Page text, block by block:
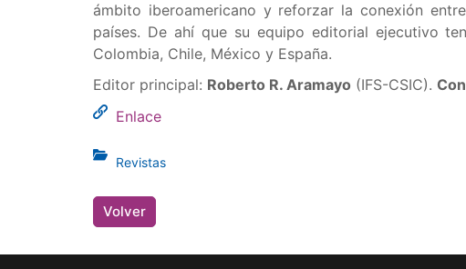
ámbito iberoamericano y reforzar la conexión
países. De ahí que su equipo editorial ejecutivo
Colombia, Chile, México y España.
Editor principal: Roberto R. Aramayo (IFS-CSIC).
Enlace
Revistas
Volver